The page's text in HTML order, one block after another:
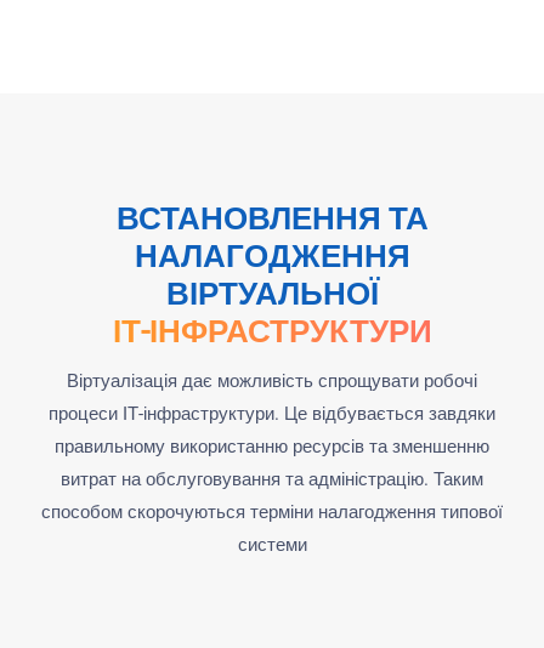
ВСТАНОВЛЕННЯ ТА
НАЛАГОДЖЕННЯ
ВІРТУАЛЬНОЇ
ІТ-ІНФРАСТРУКТУРИ
Віртуалізація дає можливість спрощувати робочі
процеси IТ-інфраструктури. Це відбувається завдяки
правильному використанню ресурсів та зменшенню
витрат на обслуговування та адміністрацію. Таким
способом скорочуються терміни налагодження типової
системи